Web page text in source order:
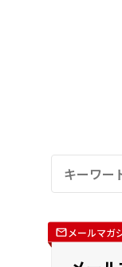
メールマガ